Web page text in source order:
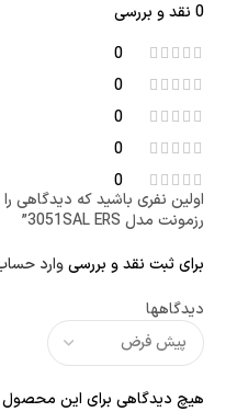
0 نقد و بررسی
0
0
0
0
0
دیدگاهها
هیچ دیدگاهی برای این
اولین نفری باشید که دیدگاهی را
رزمونت مدل 3051SAL ERS”
برای ثبت نقد و بررسیوارد